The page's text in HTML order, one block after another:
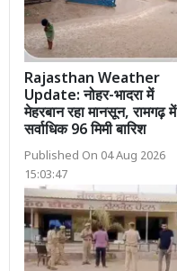
Rajasthan Weather
Update: नोहर-भादरा में
मेहरबान रहा मानसून, रामगढ़ में
सर्वाधिक 96 मिमी बारिश
Published On 04 Aug 2026
15:03:47